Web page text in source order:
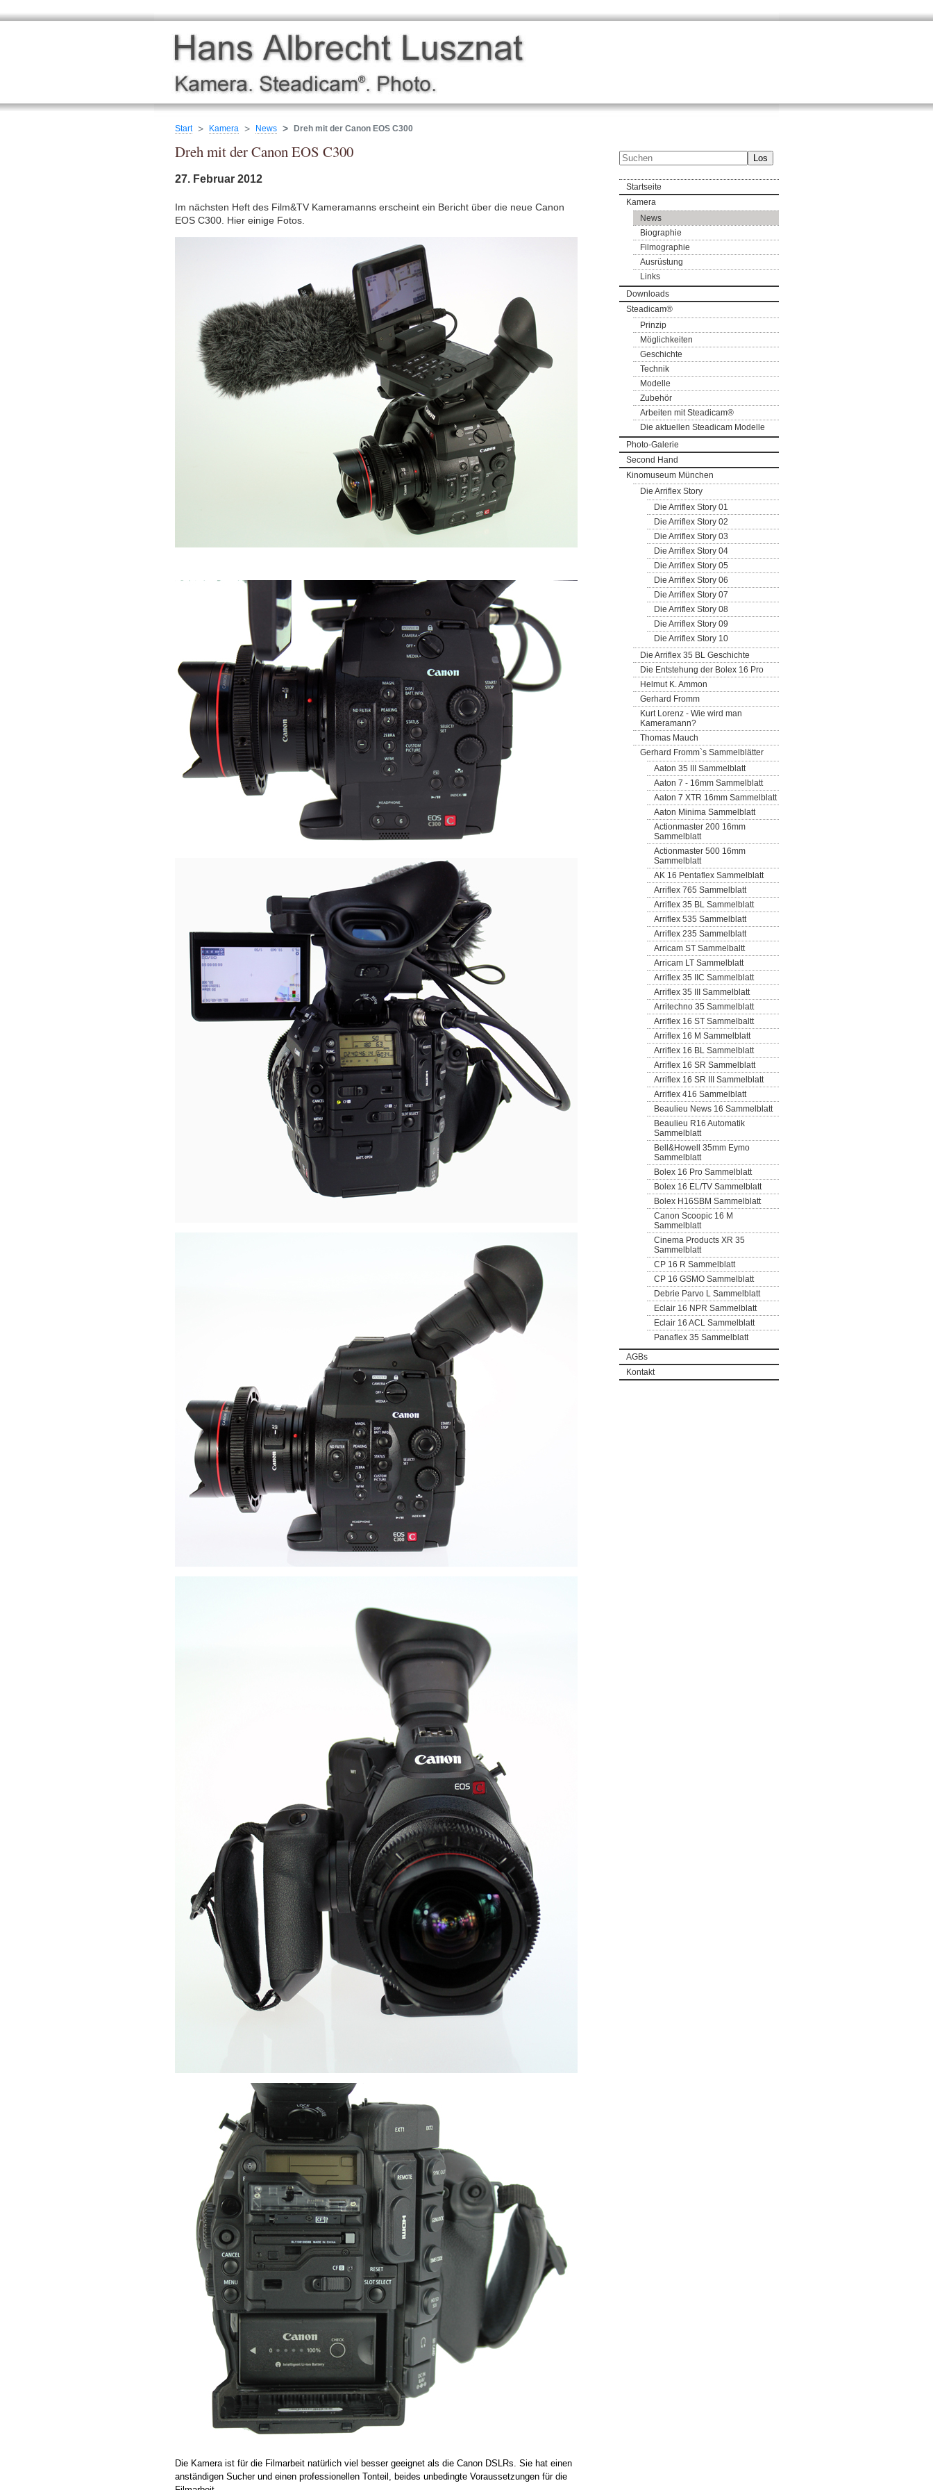
Start Kamera News Dreh mit der Canon EOS C300
Dreh mit der Canon EOS C300
27. Februar 2012
Im nächsten Heft des Film&TV Kameramanns erscheint ein Bericht über die neue Canon
EOS C300. Hier einige Fotos.
Die Kamera ist für die Filmarbeit natürlich viel besser geeignet als die Canon DSLRs. Sie hat einen
anständigen Sucher und einen professionellen Tonteil, beides unbedingte Voraussetzungen für die
Los
Startseite
Kamera
News
Biographie
Filmographie
Ausrüstung
Links
Downloads
Steadicam®
Prinzip
Möglichkeiten
Geschichte
Technik
Modelle
Zubehör
Arbeiten mit Steadicam®
Die aktuellen Steadicam Modelle
Photo-Galerie
Second Hand
Kinomuseum München
Die Arriflex Story
Die Arriflex Story 01
Die Arriflex Story 02
Die Arriflex Story 03
Die Arriflex Story 04
Die Arriflex Story 05
Die Arriflex Story 06
Die Arriflex Story 07
Die Arriflex Story 08
Die Arriflex Story 09
Die Arriflex Story 10
Die Arriflex 35 BL Geschichte
Die Entstehung der Bolex 16 Pro
Helmut K. Ammon
Gerhard Fromm
Kurt Lorenz - Wie wird man
Kameramann?
Thomas Mauch
Gerhard Fromm`s Sammelblätter
Aaton 35 III Sammelblatt
Aaton 7 - 16mm Sammelblatt
Aaton 7 XTR 16mm Sammelblatt
Aaton Minima Sammelblatt
Actionmaster 200 16mm
Sammelblatt
Actionmaster 500 16mm
Sammelblatt
AK 16 Pentaflex Sammelblatt
Arriflex 765 Sammelblatt
Arriflex 35 BL Sammelblatt
Arriflex 535 Sammelblatt
Arriflex 235 Sammelblatt
Arricam ST Sammelbaltt
Arricam LT Sammelblatt
Arriflex 35 IIC Sammelblatt
Arriflex 35 III Sammelblatt
Arritechno 35 Sammelblatt
Arriflex 16 ST Sammelbaltt
Arriflex 16 M Sammelblatt
Arriflex 16 BL Sammelblatt
Arriflex 16 SR Sammelblatt
Arriflex 16 SR III Sammelblatt
Arriflex 416 Sammelblatt
Beaulieu News 16 Sammelblatt
Beaulieu R16 Automatik
Sammelblatt
Bell&Howell 35mm Eymo
Sammelblatt
Bolex 16 Pro Sammelblatt
Bolex 16 EL/TV Sammelblatt
Bolex H16SBM Sammelblatt
Canon Scoopic 16 M
Sammelblatt
Cinema Products XR 35
Sammelblatt
CP 16 R Sammelblatt
CP 16 GSMO Sammelblatt
Debrie Parvo L Sammelblatt
Eclair 16 NPR Sammelblatt
Eclair 16 ACL Sammelblatt
Panaflex 35 Sammelblatt
AGBs
Kontakt